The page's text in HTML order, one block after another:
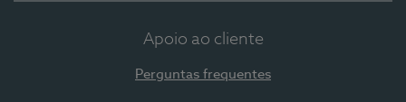
Apoio ao cliente
Perguntas frequentes